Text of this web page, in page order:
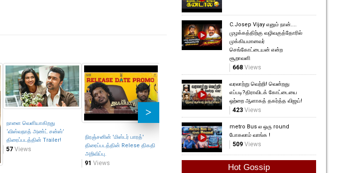
நாளை வெளியாகிறது
‘விஸ்வநாத் அண்ட் சன்ஸ்’
திரைப்படத்தின் Trailer!
57 Views
நிரஞ்சனின் 'மிஸ்டர் பாரத்'
திரைப்படத்தின் Relese திகதி
அறிவிப்பு.
91 Views
OTT இல் வெளியாகிறது Lenin
Views
"சுட்டா சூரியனை" தான் All
Time Favourite!- ஜேசன்
C.Josep Vijay எனும் நான்....
முழக்கத்திற்கு வழிவகுத்தோரில்
முக்கியமானவர்
செங்கோட்டையன் என்ற
சூறாவளி
668 Views
வரலாற்று வெற்றி! வென்றது
எப்படி?திராவிடக் கோட்டையை
ஒற்றை ஆளாகத் தகர்த்த விஜய்!
423 Views
metro Bus ல ஒரு round
போகலாம் வாங்க !
509 Views
Hot Gossip